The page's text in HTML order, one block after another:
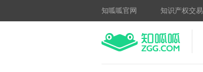
知呱呱官网 知识产权交易